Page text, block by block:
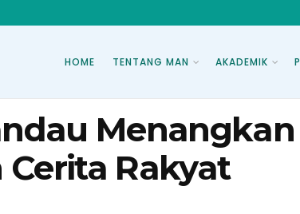
HOME TENTANG MAN AKADEMIK
Menangkan
Rakyat